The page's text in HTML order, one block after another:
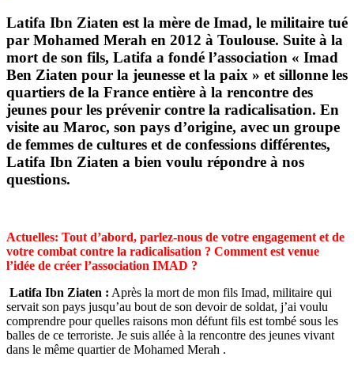
Latifa Ibn Ziaten est la mère de Imad, le militaire tué
par Mohamed Merah en 2012 à Toulouse. Suite à la
mort de son fils, Latifa a fondé l’association « Imad
Ben Ziaten pour la jeunesse et la paix » et sillonne les
quartiers de la France entière à la rencontre des
jeunes pour les prévenir contre la radicalisation. En
visite au Maroc, son pays d’origine, avec un groupe
de femmes de cultures et de confessions différentes,
Latifa Ibn Ziaten a bien voulu répondre à nos
questions.
Actuelles: Tout d’abord, parlez-nous de votre engagement et de
votre combat contre la radicalisation ? Comment est venue
l’idée de créer l’association IMAD ?
Latifa Ibn Ziaten : Après la mort de mon fils Imad, militaire qui
servait son pays jusqu’au bout de son devoir de soldat, j’ai voulu
comprendre pour quelles raisons mon défunt fils est tombé sous les
balles de ce terroriste. Je suis allée à la rencontre des jeunes vivant
dans le même quartier de Mohamed Merah .